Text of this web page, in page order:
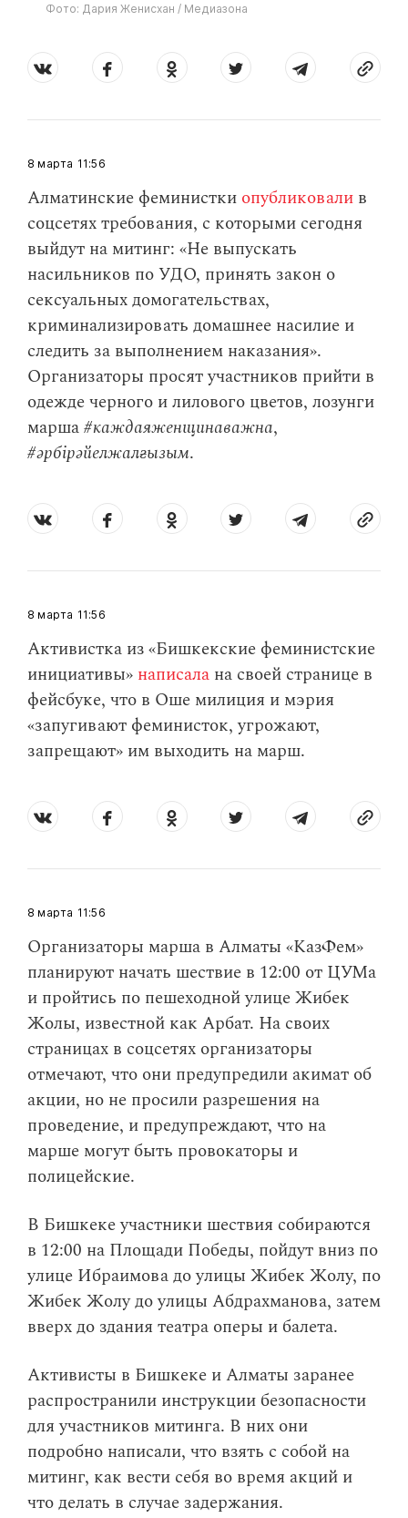
Фото: Дария Женисхан / Медиазона
11:56
8 марта
Алматинские феминистки опубликовали в
соцсетях требования, с которыми сегодня
выйдут на митинг: «Не выпускать
насильников по УДО, принять закон о
сексуальных домогательствах,
криминализировать домашнее насилие и
следить за выполнением наказания».
Организаторы просят участников прийти в
одежде черного и лилового цветов, лозунги
марша#каждаяженщинаважна,
#әрбірәйелжалғызым.
11:56
8 марта
Активистка из «Бишкекские феминистские
инициативы» написала на своей странице в
фейсбуке, что в Оше милиция и мэрия
«запугивают феминисток, угрожают,
запрещают» им выходить на марш.
11:56
8 марта
Организаторы марша в Алматы «КазФем»
планируют начать шествие в 12:00 от ЦУМа
и пройтись по пешеходной улице Жибек
Жолы, известной как Арбат. На своих
страницах в соцсетях организаторы
отмечают, что они предупредили акимат об
акции, но не просили разрешения на
проведение, и предупреждают, что на
марше могут быть провокаторы и
полицейские.
В Бишкеке участники шествия собираются
в 12:00 на Площади Победы, пойдут вниз по
улице Ибраимова до улицы Жибек Жолу, по
Жибек Жолу до улицы Абдрахманова, затем
вверх до здания театра оперы и балета.
Активисты в Бишкеке и Алматы заранее
распространили инструкции безопасности
для участников митинга. В них они
подробно написали, что взять с собой на
митинг, как вести себя во время акций и
что делать в случае задержания.